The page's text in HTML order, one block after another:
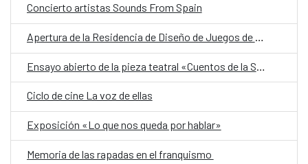
Concierto artistas Sounds From Spain
Apertura de la Residencia de Diseño de Juegos de Mesa
Ciclo de cine La voz de ellas
Exposición «Lo que nos queda por hablar»
Memoria de las rapadas en el franquismo